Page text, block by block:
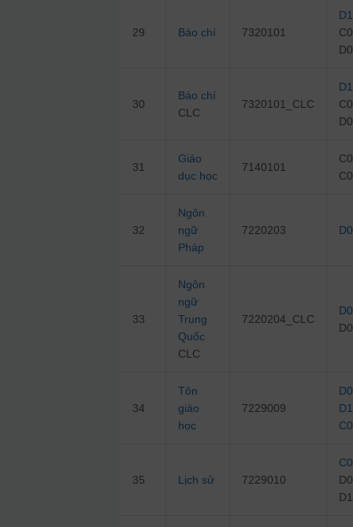
29 Báo chí 7320101
30
Báo chí
CLC
7320101_CLC
31
Giáo
dục học
7140101
32
Ngôn
ngữ
Pháp
7220203
33
Ngôn
ngữ
Trung
Quốc
CLC
7220204_CLC
34
Tôn
giáo
học
7229009
35 Lịch sử 7229010